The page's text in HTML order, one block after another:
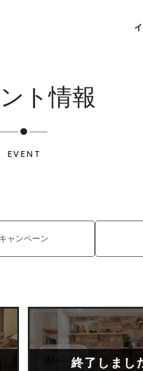
ト情報
EVENT
キャンペーン
終了しまし